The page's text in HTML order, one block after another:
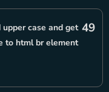
49
case and get
to html br element